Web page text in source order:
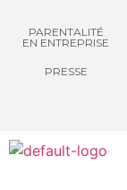
PARENTALITÉ
EN ENTREPRISE
PRESSE